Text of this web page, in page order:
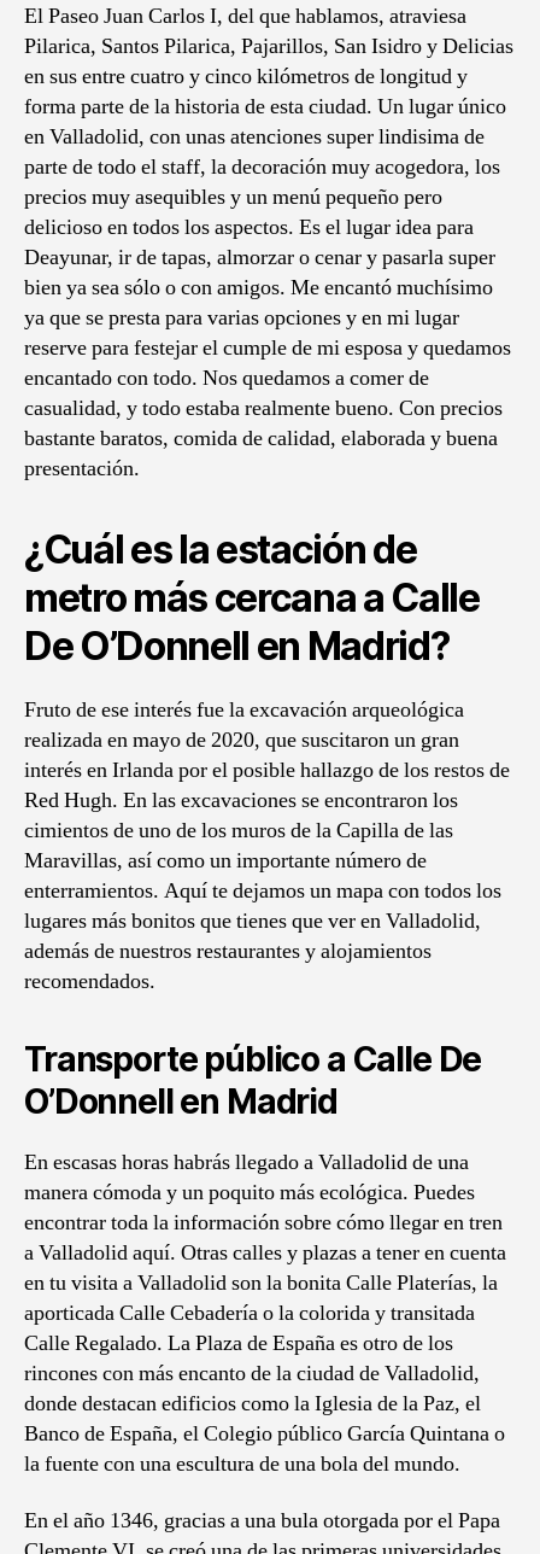
El Paseo Juan Carlos I, del que hablamos, atraviesa
Pilarica, Santos Pilarica, Pajarillos, San Isidro y Delicias
en sus entre cuatro y cinco kilómetros de longitud y
forma parte de la historia de esta ciudad. Un lugar único
en Valladolid, con unas atenciones super lindisima de
parte de todo el staff, la decoración muy acogedora, los
precios muy asequibles y un menú pequeño pero
delicioso en todos los aspectos. Es el lugar idea para
Deayunar, ir de tapas, almorzar o cenar y pasarla super
bien ya sea sólo o con amigos. Me encantó muchísimo
ya que se presta para varias opciones y en mi lugar
reserve para festejar el cumple de mi esposa y quedamos
encantado con todo. Nos quedamos a comer de
casualidad, y todo estaba realmente bueno. Con precios
bastante baratos, comida de calidad, elaborada y buena
presentación.
¿Cuál es la estación de
metro más cercana a Calle
De O’Donnell en Madrid?
Fruto de ese interés fue la excavación arqueológica
realizada en mayo de 2020, que suscitaron un gran
interés en Irlanda por el posible hallazgo de los restos de
Red Hugh. En las excavaciones se encontraron los
cimientos de uno de los muros de la Capilla de las
Maravillas, así como un importante número de
enterramientos. Aquí te dejamos un mapa con todos los
lugares más bonitos que tienes que ver en Valladolid,
además de nuestros restaurantes y alojamientos
recomendados.
Transporte público a Calle De
O’Donnell en Madrid
En escasas horas habrás llegado a Valladolid de una
manera cómoda y un poquito más ecológica. Puedes
encontrar toda la información sobre cómo llegar en tren
a Valladolid aquí. Otras calles y plazas a tener en cuenta
en tu visita a Valladolid son la bonita Calle Platerías, la
aporticada Calle Cebadería o la colorida y transitada
Calle Regalado. La Plaza de España es otro de los
rincones con más encanto de la ciudad de Valladolid,
donde destacan edificios como la Iglesia de la Paz, el
Banco de España, el Colegio público García Quintana o
la fuente con una escultura de una bola del mundo.
En el año 1346, gracias a una bula otorgada por el Papa